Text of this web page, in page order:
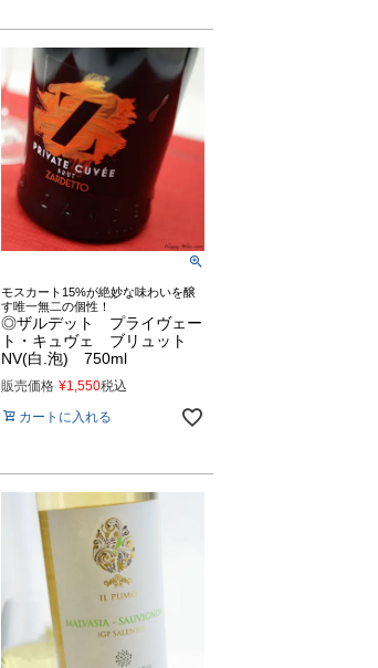
モスカート15%が絶妙な味わいを醸
す唯一無二の個性！
◎ザルデット プライヴェー
ト・キュヴェ ブリュット
NV(白.泡) 750ml
販売価格 ¥1,550税込
カートに入れる